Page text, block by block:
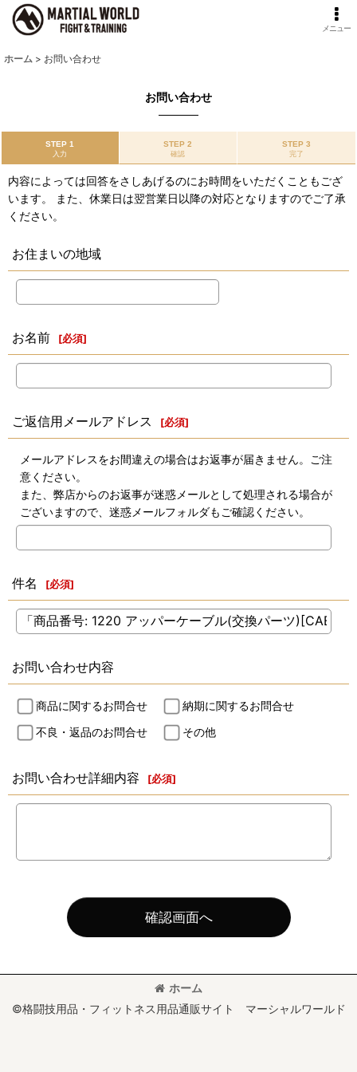
メニュー
ホーム > お問い合わせ
お問い合わせ
STEP 1
入力
STEP 2
確認
STEP 3
完了
内容によっては回答をさしあげるのにお時間をいただくこともござ
います。 また、休業日は翌営業日以降の対応となりますのでご了承
ください。
お住まいの地域
お名前 [必須]
ご返信用メールアドレス [必須]
メールアドレスをお間違えの場合はお返事が届きません。ご注
意ください。
また、弊店からのお返事が迷惑メールとして処理される場合が
ございますので、迷惑メールフォルダもご確認ください。
件名 [必須]
お問い合わせ内容
商品に関するお問合せ
納期に関するお問合せ
不良・返品のお問合せ
その他
お問い合わせ詳細内容 [必須]
確認画面へ
ホーム
©格闘技用品・フィットネス用品通販サイト マーシャルワールド